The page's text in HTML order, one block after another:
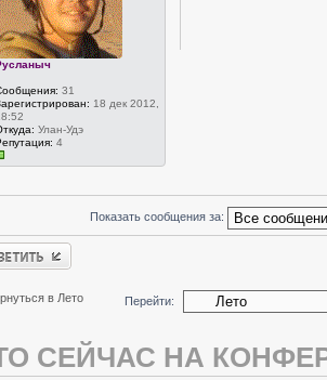
31
18 дек 2012,
Улан-Удэ
4
Показать сообщения за:
в Лето Перейти:
СЕЙЧАС НА